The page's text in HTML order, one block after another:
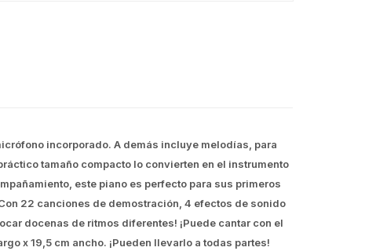
incorporado. A demás incluye melodías, para
tamaño compacto lo convierten en el instrumento
este piano es perfecto para sus primeros
22 canciones de demostración, 4 efectos de sonido
docenas de ritmos diferentes! ¡Puede cantar con el
x 19,5 cm ancho. ¡Pueden llevarlo a todas partes!